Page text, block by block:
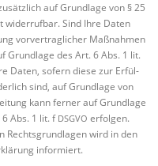
auf Grund­la­ge von § 25
wider­ruf­bar. Sind Ihre Daten
vor­ver­trag­li­cher Maß­nah­men
des Art. 6 Abs. 1 lit.
Daten, sofern die­se zur Erfül­
sind, auf Grund­la­ge von
kann fer­ner auf Grund­la­ge
Abs. 1 lit. fDSGVO erfol­gen.
Rechts­grund­la­gen wird in den
informiert.